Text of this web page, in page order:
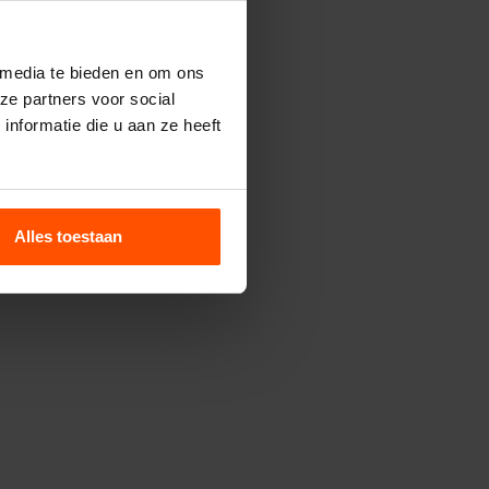
te bieden en om ons
partners voor social
die u aan ze heeft
Alles toestaan